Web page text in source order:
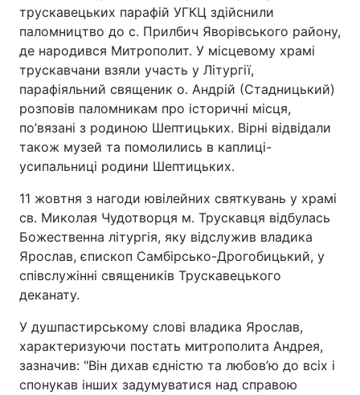
трускавецьких парафій УГКЦ здійснили
паломництво до с. Прилбич Яворівського району,
де народився Митрополит. У місцевому храмі
трускавчани взяли участь у Літургії,
парафіяльний священик о. Андрій (Стадницький)
розповів паломникам про історичні місця,
по’вязані з родиною Шептицьких. Вірні відвідали
також музей та помолились в каплиці-
усипальниці родини Шептицьких.
11 жовтня з нагоди ювілейних святкувань у храмі
св. Миколая Чудотворця м. Трускавця відбулась
Божественна літургія, яку відслужив владика
Ярослав, єпископ Самбірсько-Дрогобицький, у
співслужінні священиків Трускавецького
деканату.
У душпастирському слові владика Ярослав,
характеризуючи постать митрополита Андрея,
зазначив: "Він дихав єдністю та любов’ю до всіх і
спонукав інших задумуватися над справою